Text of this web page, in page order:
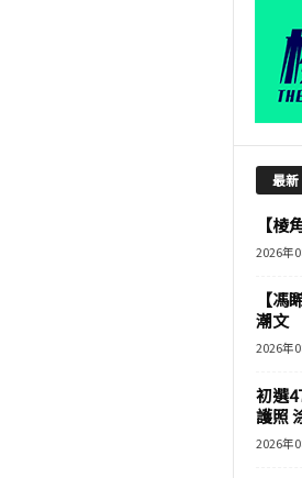
最新
【
2026年
【
潮文
2026年
初選
護照
2026年